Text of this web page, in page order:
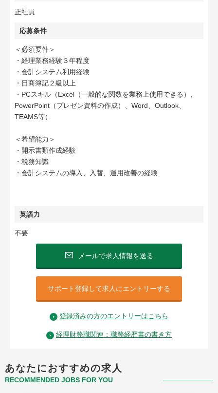
正社員
応募条件
＜必須要件＞
・経理業務経験３年程度
・会計システム利用経験
・日商簿記２級以上
・PCスキル（Excel（一般的な関数を業務上使用できる）,
PowerPoint（プレゼン資料の作成）、Word、Outlook、
TEAMS等）
＜希望能力＞
・開示書類作成経験
・税務知識
・会計システムの導入、入替、運用改善の経験
英語力
不要
メールで求人情報を送る
サポート登録して求人にエントリーする
登録済みの方のエントリーはこちら
経理財務職関連：職務経歴書の書き方
あなたにおすすめの求人
RECOMMENDED JOBS FOR YOU